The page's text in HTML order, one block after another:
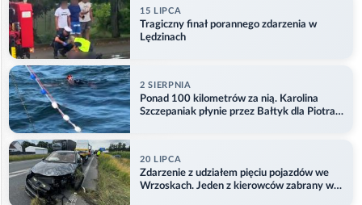
15 LIPCA
Tragiczny finał porannego zdarzenia w
Lędzinach
2 SIERPNIA
Ponad 100 kilometrów za nią. Karolina
Szczepaniak płynie przez Bałtyk dla Piotra.
20 LIPCA
Zdarzenie z udziałem pięciu pojazdów we
Wrzoskach. Jeden z kierowców zabrany w